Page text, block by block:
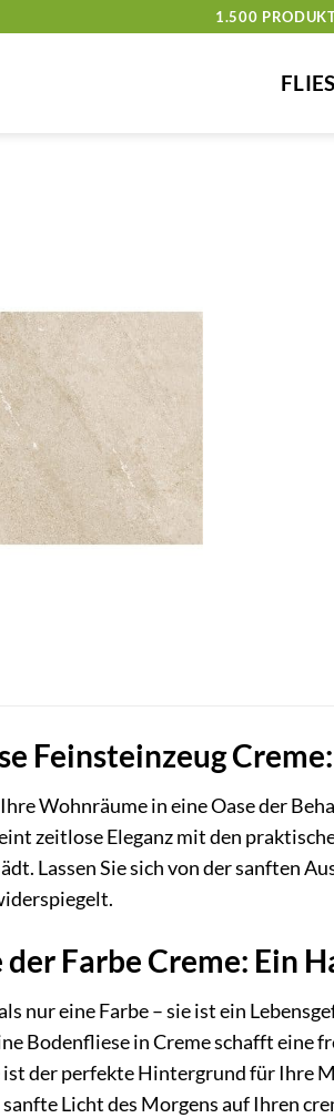
1.500
Feinsteinzeug
Wohnräume in eine Oase der
zeitlose Eleganz mit den
Lassen Sie sich von der sanften
Farbe Creme: Ein
nur eine Farbe – sie ist ein
Bodenfliese in Creme schafft eine
der perfekte Hintergrund für Ihre
sanfte Licht des Morgens auf Ihren